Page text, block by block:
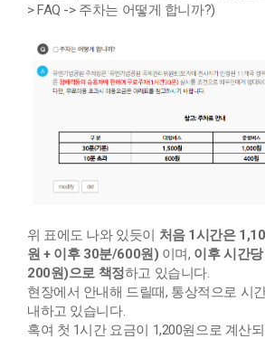
> FAQ -> 주차는 어떻게 합니까?)
위 표에도 나와 있듯이 처음 1시간은
원 + 이후 30분/600원) 이며, 이후 시간
200원)으로 책정하고 있습니다.
현장에서 안내해 드릴때, 통상적으로 시
내하고 있습니다.
혹여 첫 1시간 요금이 1,200원으로 계산